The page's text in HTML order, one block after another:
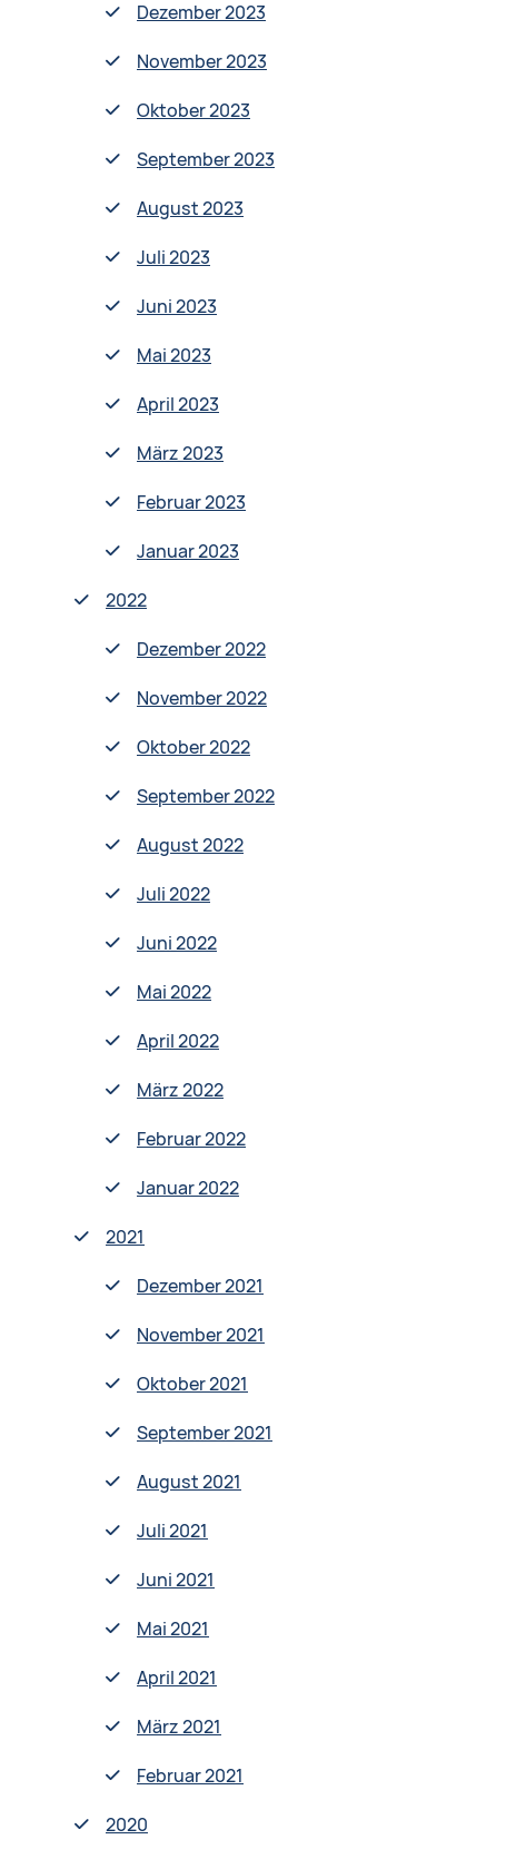
Dezember 2023
November 2023
Oktober 2023
September 2023
August 2023
Juli 2023
Juni 2023
Mai 2023
April 2023
März 2023
Februar 2023
Januar 2023
2022
Dezember 2022
November 2022
Oktober 2022
September 2022
August 2022
Juli 2022
Juni 2022
Mai 2022
April 2022
März 2022
Februar 2022
Januar 2022
2021
Dezember 2021
November 2021
Oktober 2021
September 2021
August 2021
Juli 2021
Juni 2021
Mai 2021
April 2021
März 2021
Februar 2021
2020